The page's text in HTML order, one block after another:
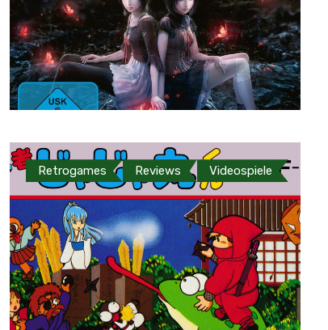
Retrogames Reviews Videospiele